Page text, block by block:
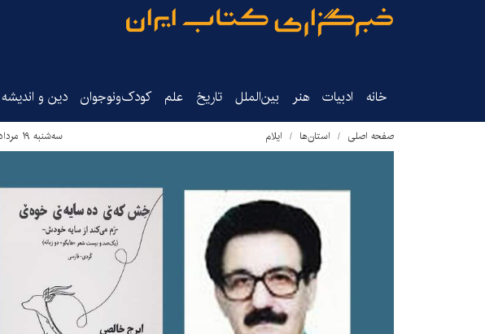
خانه ادبیات هنر بین‌الملل تاریخ‌ علم کودک‌ونوجوان دین و اندیشه
صفحه اصلی استان‌ها ایلام سه‌شنبه ۱۹ مرداد ۱۴۰۰ - ۱۳:۰۹